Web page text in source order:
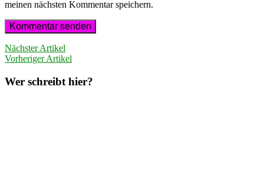
meinen nächsten Kommentar speichern.
Nächster Artikel
Vorheriger Artikel
Wer schreibt hier?